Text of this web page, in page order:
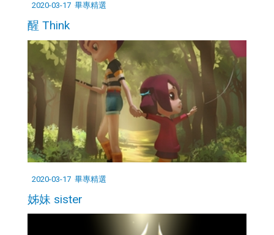
2020-03-17 畢專精選
醒 Think
2020-03-17 畢專精選
姊妹 sister